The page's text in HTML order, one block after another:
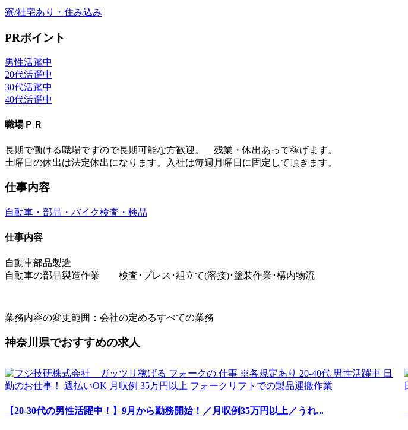
寮/社宅あり・住み込み
PRポイント
男性活躍中
20代活躍中
30代活躍中
40代活躍中
職場ＰＲ
長期で働ける職場ですので長期可能な方歓迎。 残業・休出あって稼げます。
土曜日の休出は法定休出になります。入社は毎週月曜日に固定して頂きます。
仕事内容
自動車・部品・バイク検査・検品
仕事内容
自動車部品製造
自動車の部品製造作業 検査･プレス･組立て(溶接)･塗装作業･構内物流
業務内容の変更範囲：会社の定めるすべての業務
神奈川県でおすすめの求人
【20-30代の男性活躍中！】9月から勤務開始！／月収例35万円以上／うれ...